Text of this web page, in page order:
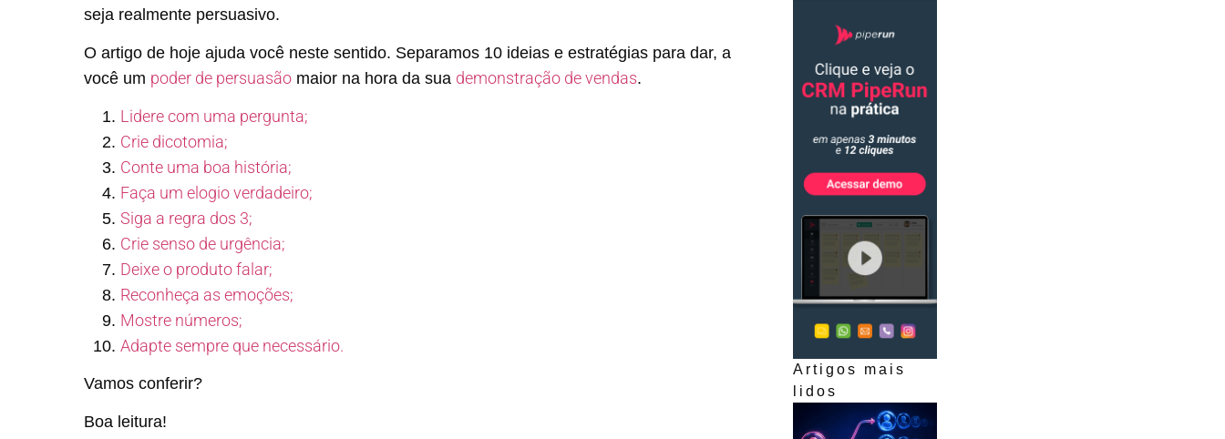
seja realmente persuasivo.
O artigo de hoje ajuda você neste sentido. Separamos 10 ideias e estratégias para dar, a
você um poder de persuasão maior na hora da sua demonstração de vendas.
Lidere com uma pergunta;
Crie dicotomia;
Conte uma boa história;
Faça um elogio verdadeiro;
Siga a regra dos 3;
Crie senso de urgência;
Deixe o produto falar;
Reconheça as emoções;
Mostre números;
Adapte sempre que necessário.
Vamos conferir?
Boa leitura!
Artigos mais
lidos